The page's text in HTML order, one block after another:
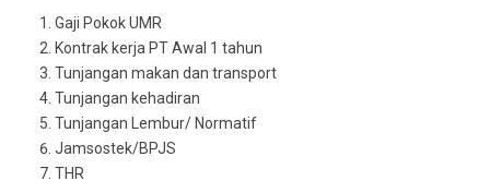
Gaji Pokok UMR
Kontrak kerja PT Awal 1 tahun
Tunjangan makan dan transport
Tunjangan kehadiran
Tunjangan Lembur/ Normatif
Jamsostek/BPJS
THR